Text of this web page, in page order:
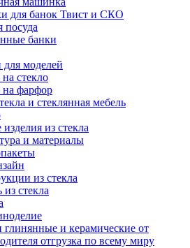
для банок Твист и СКО
посуда
банки
для моделей
стекло
на фарфор
и стеклянная мебель
из стекла
и материалы
из стекла
стекла
глинянные и керамические от
отгрузка по всему миру